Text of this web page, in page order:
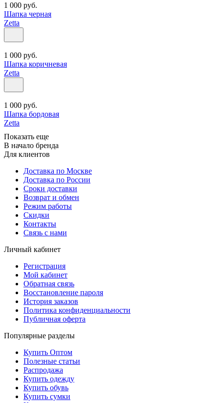
1 000 руб.
Шапка черная
Zetta
1 000 руб.
Шапка коричневая
Zetta
1 000 руб.
Шапка бордовая
Zetta
Показать еще
В начало бренда
Для клиентов
Доставка по Москве
Доставка по России
Сроки доставки
Возврат и обмен
Режим работы
Скидки
Контакты
Связь с нами
Личный кабинет
Регистрация
Мой кабинет
Обратная связь
Восстановление пароля
История заказов
Политика конфиденциальности
Публичная оферта
Популярные разделы
Купить Оптом
Полезные статьи
Распродажа
Купить одежду
Купить обувь
Купить сумки